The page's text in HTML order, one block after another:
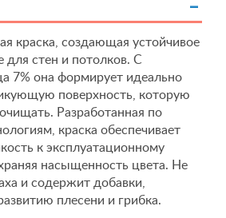
краска, создающая устойчивое
стен и потолков. С
7% она формирует идеально
поверхность, которую
Разработанная по
краска обеспечивает
к эксплуатационному
насыщенность цвета. Не
и содержит добавки,
плесени и грибка.